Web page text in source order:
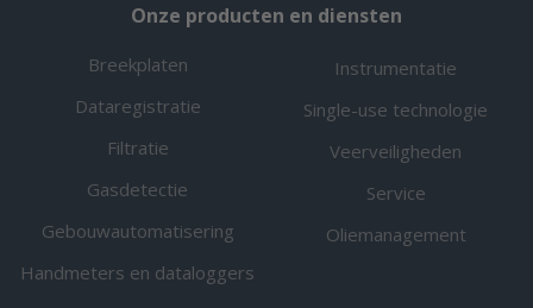
Onze producten en diensten
Breekplaten
Dataregistratie
Filtratie
Gasdetectie
Gebouwautomatisering
Handmeters en dataloggers
Instrumentatie
Single-use technologie
Veerveiligheden
Service
Oliemanagement